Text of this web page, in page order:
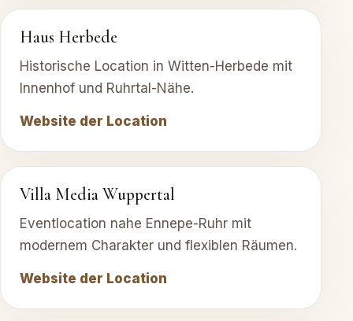
Haus Herbede
Historische Location in Witten-Herbede mit
Innenhof und Ruhrtal-Nähe.
Website der Location
Villa Media Wuppertal
Eventlocation nahe Ennepe-Ruhr mit
modernem Charakter und flexiblen Räumen.
Website der Location